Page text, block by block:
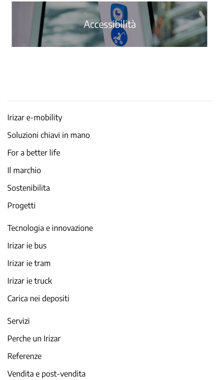
Accessibilità
Irizar e-mobility
Soluzioni chiavi in mano
For a better life
Il marchio
Sostenibilita
Progetti
Tecnologia e innovazione
Irizar ie bus
Irizar ie tram
Irizar ie truck
Carica nei depositi
Servizi
Perche un Irizar
Referenze
Vendita e post-vendita